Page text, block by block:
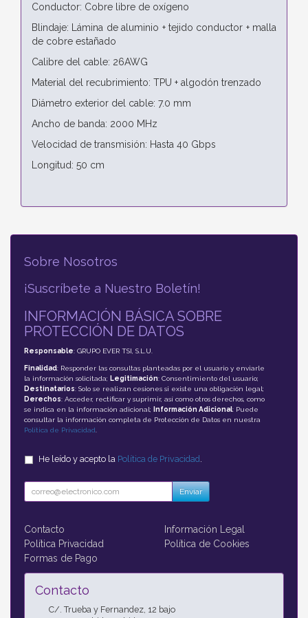
Conductor: Cobre libre de oxígeno
Blindaje: Lámina de aluminio + tejido conductor + malla
de cobre estañado
Calibre del cable: 26AWG
Material del recubrimiento: TPU + algodón trenzado
Diámetro exterior del cable: 7.0 mm
Ancho de banda: 2000 MHz
Velocidad de transmisión: Hasta 40 Gbps
Longitud: 50 cm
Sobre Nosotros
¡Suscríbete a Nuestro Boletín!
INFORMACIÓN BÁSICA SOBRE
PROTECCIÓN DE DATOS
Responsable: GRUPO EVER TSI, S.L.U.
Finalidad: Responder las consultas planteadas por el usuario y enviarle
la información solicitada; Legitimación: Consentimiento del usuario;
Destinatarios: Solo se realizan cesiones si existe una obligación legal;
Derechos: Acceder, rectificar y suprimir, así como otros derechos, como
se indica en la información adicional;
Información Adicional: Puede
consultar la información completa de Protección de Datos en nuestra
Política de Privacidad
He leído y acepto la Política de Privacidad
Enviar
Contacto
Información Legal
Política Privacidad
Política de Cookies
Formas de Pago
Contacto
C/. Trueba y Fernandez, 12 bajo